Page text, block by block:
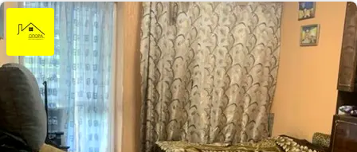
лічильники. Будинок на електриці, плита електрична. Вікна
металопластик (крім кухні вікно яке виходить на лоджію),
міжкімнатні двері дерев...